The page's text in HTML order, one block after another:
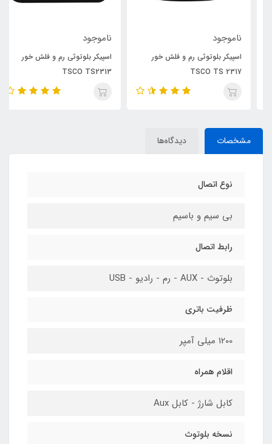
ناموجود
اسپیکر بلوتوثی رم و فلش خور
TSCO TS 2317
ناموجود
اسپیکر بلوتوثی رم و فلش خور
TSCO TS2313
مشخصات دیدگاه‌ها
نوع اتصال
بی سیم و باسیم
رابط اتصال
بلوتوث - AUX - رم - رادیو - USB
ظرفیت باتری
1200 میلی آمپر
اقلام همراه
کابل شارژ - کابل Aux
نسخه بلوتوث